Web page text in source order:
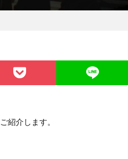
紹介します。